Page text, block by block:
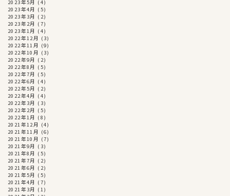
2023年5月
(4)
2023年4月 (5)
2023年3月 (2)
2023年2月 (7)
2023年1月 (4)
2022年12月 (3)
2022年11月 (9)
2022年10月 (3)
2022年9月 (2)
2022年8月 (5)
2022年7月 (5)
2022年6月 (4)
2022年5月 (2)
2022年4月 (4)
2022年3月 (3)
2022年2月 (5)
2022年1月 (8)
2021年12月 (4)
2021年11月 (6)
2021年10月 (7)
2021年9月 (3)
2021年8月 (5)
2021年7月 (2)
2021年6月 (2)
2021年5月 (5)
2021年4月 (7)
2021年3月 (1)